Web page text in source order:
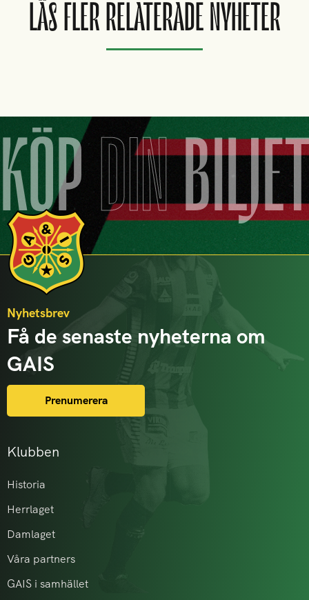
LÄS FLER RELATERADE NYHETER
KÖPDIN
Klubben
Historia
Herrlaget
Damlaget
Våra partners
GAIS i samhället
Nyhetsbrev
Få de senaste nyheterna om
GAIS
Prenumerera